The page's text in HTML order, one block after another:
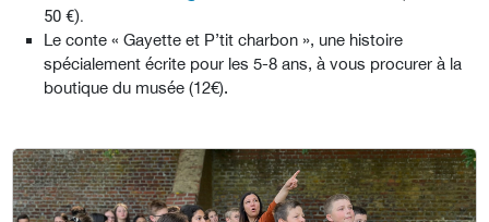
50 €).
Le conte « Gayette et P’tit charbon », une histoire
spécialement écrite pour les 5-8 ans, à vous procurer à la
boutique du musée (12€).